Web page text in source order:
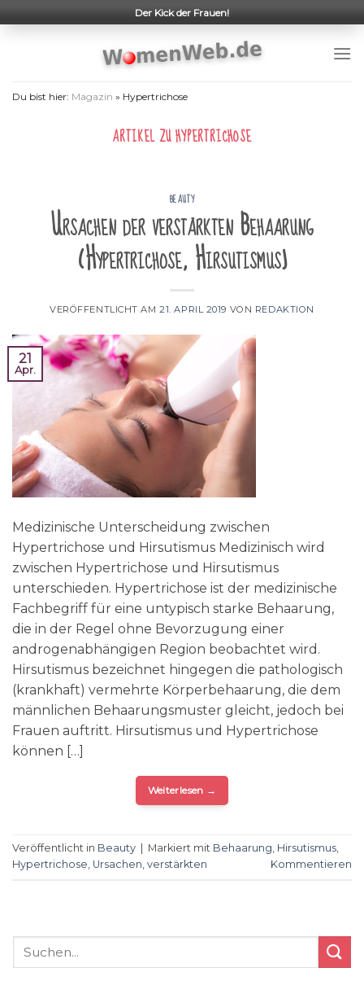
to
Der Kick der Frauen!
Du bist hier: Magazin » Hypertrichose
ARTIKEL ZUHYPERTRICHOSE
BEAUTY
Ursachen der verstärkten Behaarung
(Hypertrichose, Hirsutismus)
VERÖFFENTLICHT AM21. APRIL 2019 VON REDAKTION
21
Apr.
Medizinische Unterscheidung zwischen
Hypertrichose und Hirsutismus Medizinisch wird
zwischen Hypertrichose und Hirsutismus
unterschieden. Hypertrichose ist der medizinische
Fachbegriff für eine untypisch starke Behaarung,
die in der Regel ohne Bevorzugung einer
androgenabhängigen Region beobachtet wird.
Hirsutismus bezeichnet hingegen die pathologisch
(krankhaft) vermehrte Körperbehaarung, die dem
männlichen Behaarungsmuster gleicht, jedoch bei
Frauen auftritt. Hirsutismus und Hypertrichose
können […]
Weiterlesen →
Veröffentlicht in Beauty Markiert mit Behaarung Hirsutismus
Hypertrichose Ursachen verstärkten Kommentieren